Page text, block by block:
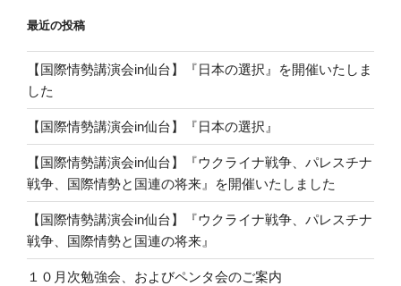
最近の投稿
【国際情勢講演会in仙台】『日本の選択』を開催いたしま
した
【国際情勢講演会in仙台】『日本の選択』
【国際情勢講演会in仙台】『ウクライナ戦争、パレスチナ
戦争、国際情勢と国連の将来』を開催いたしました
【国際情勢講演会in仙台】『ウクライナ戦争、パレスチナ
戦争、国際情勢と国連の将来』
１０月次勉強会、およびペンタ会のご案内